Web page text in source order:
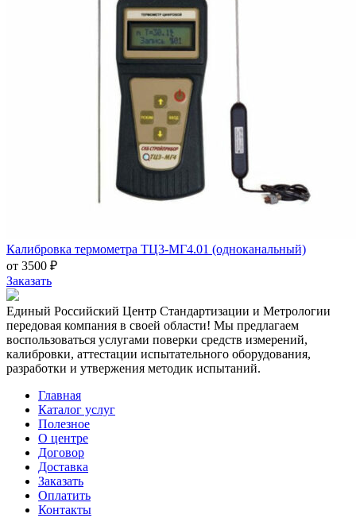
Калибровка термометра ТЦ3-МГ4.01 (одноканальный)
от 3500 ₽
Заказать
Единый Российский Центр Стандартизации и Метрологии
передовая компания в своей области! Мы предлагаем
воспользоваться услугами поверки средств измерений,
калибровки, аттестации испытательного оборудования,
разработки и утвержения методик испытаний.
Главная
Каталог услуг
Полезное
О центре
Договор
Доставка
Заказать
Оплатить
Контакты